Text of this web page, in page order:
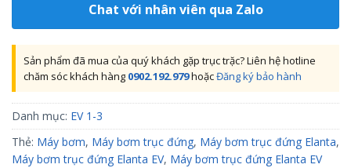
Chat với nhân viên qua Zalo
Sản phẩm đã mua của quý khách gặp trục trặc? Liên hệ hotline
chăm sóc khách hàng 0902.192.979hoặcĐăng ký bảo hành
Danh mục: EV 1-3
Thẻ: Máy bơm, Máy bơm trục đứng, Máy bơm trục đứng Elanta,
Máy bơm trục đứng Elanta EV, Máy bơm trục đứng Elanta EV